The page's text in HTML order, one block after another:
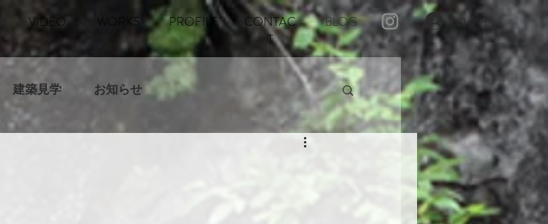
VIDEO WORKS PROFILE
CONTAC
T
BLOG ログイン
建築見学 お知らせ